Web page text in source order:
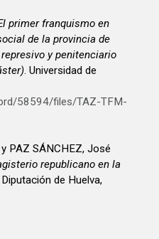
primer franquismo en
de la provincia de
y penitenciario
. Universidad de
58594/files/TAZ-TFM-
PAZ SÁNCHEZ, José
republicano en la
de Huelva,